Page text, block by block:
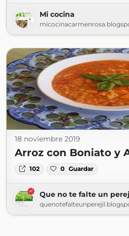
Mi cocina
18 noviembre 2019
Arroz con Boniato y
102 0 Guardar
Que no te falte un